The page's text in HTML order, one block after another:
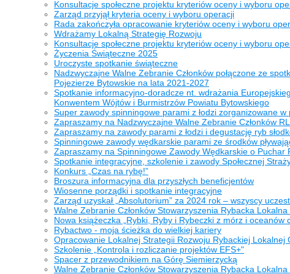
Konsultacje społeczne projektu kryteriów oceny i wyboru
Zarząd przyjął kryteria oceny i wyboru operacji
Rada zakończyła opracowanie kryteriów oceny i wyboru
Wdrażamy Lokalną Strategię Rozwoju
Konsultacje społeczne projektu kryteriów oceny i wyboru
Życzenia Świąteczne 2025
Uroczyste spotkanie świąteczne
Nadzwyczajne Walne Zebranie Członków połączone ze
Pojezierze Bytowskie na lata 2021-2027
Spotkanie informacyjno-doradcze nt. wdrażania
Konwentem Wójtów i Burmistrzów Powiatu Bytowskiego
Super zawody spinningowe parami z łodzi zorganizowane
Zapraszamy na Nadzwyczajne Walne Zebranie Członków
Zapraszamy na zawody parami z łodzi i degustację ryb
Spinningowe zawody wędkarskie parami ze środków
Zapraszamy na Spinningowe Zawody Wędkarskie o
Spotkanie integracyjne, szkolenie i zawody Społecznej
Konkurs „Czas na rybę!”
Broszura informacyjna dla przyszłych beneficjentów
Wiosenne porządki i spotkanie integracyjne
Zarząd uzyskał „Absolutorium” za 2024 rok – wszyscy
Walne Zebranie Członków Stowarzyszenia Rybacka
Nowa książeczka „Rybki, Ryby i Rybeczki z mórz i oceanów
Rybactwo - moja ścieżka do wielkiej kariery
Opracowanie Lokalnej Strategii Rozwoju Rybackiej Lokalnej
Szkolenie „Kontrola i rozliczanie projektów EFS+"
Spacer z przewodnikiem na Górę Siemierzycką
Walne Zebranie Członków Stowarzyszenia Rybacka